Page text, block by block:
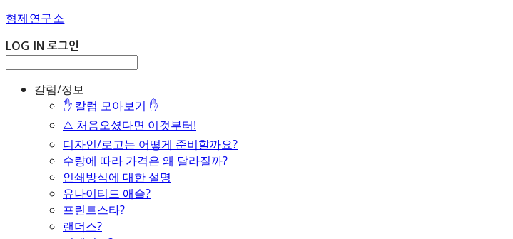
형제연구소
LOG IN 로그인
칼럼/정보
✋ 칼럼 모아보기 ✋
⚠️ 처음오셨다면 이것부터!
디자인/로고는 어떻게 준비할까요?
수량에 따라 가격은 왜 달라질까?
인쇄방식에 대한 설명
유나이티드 애슬?
프린트스타?
랜더스?